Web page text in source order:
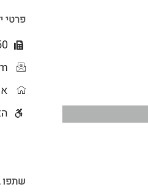
פרטי
שתפו